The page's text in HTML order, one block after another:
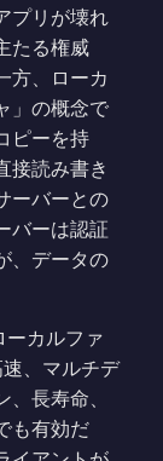
プリが壊れ
たる権威
方、ローカ
」の概念で
ピーを持
接読み書き
ーバーとの
バーは認証
、データの
ーカルファ
、マルチデ
長寿命、
も有効だ